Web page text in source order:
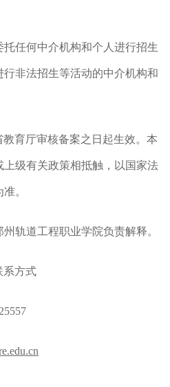
托任何中介机构和个人进行招生
非法招生等活动的中介机构和
教育厅审核备案之日起生效。本
级有关政策相抵触，以国家法
。
轨道工程职业学院负责解释。
系方式